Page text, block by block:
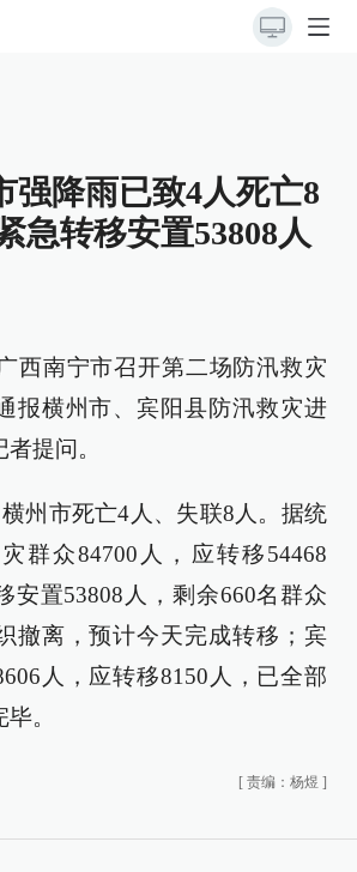
强降雨已致4人死亡8
急转移安置53808人
西南宁市召开第二场防汛救灾
报横州市、宾阳县防汛救灾进
提问。
州市死亡4人、失联8人。据统
群众84700人，应转移54468
安置53808人，剩余660名群众
撤离，预计今天完成转移；宾
人，应转移8150人，已全部
。
[ 责编：杨煜 ]